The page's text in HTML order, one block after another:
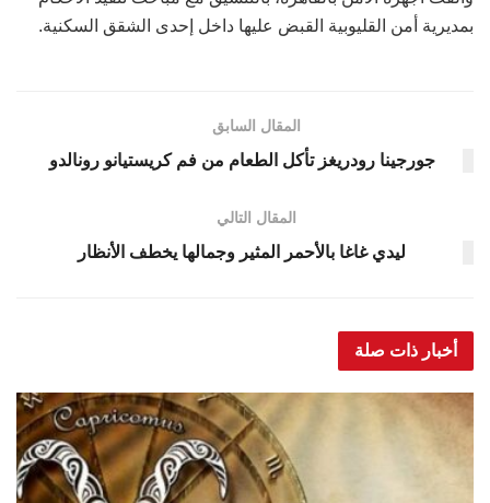
بمديرية أمن القليوبية القبض عليها داخل إحدى الشقق السكنية.
المقال السابق
جورجينا رودريغز تأكل الطعام من فم كريستيانو رونالدو
المقال التالي
ليدي غاغا بالأحمر المثير وجمالها يخطف الأنظار
أخبار ذات صلة